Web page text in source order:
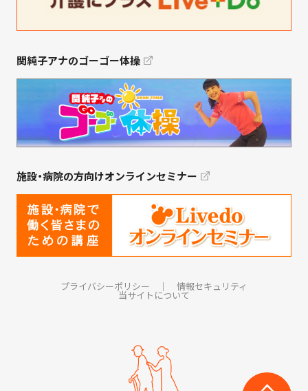
関純子アナのゴーゴー体操
施設・病院の方向けオンラインセミナー
プライバシーポリシー ｜ 情報セキュリティ
当サイトについて